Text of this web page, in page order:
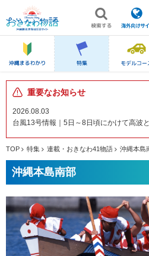
重要なお知らせ
2026.08.03
台風13号情報｜5日～8日頃にかけて高波
TOP 特集 連載・おきなわ41物語 沖縄本島
沖縄本島南部